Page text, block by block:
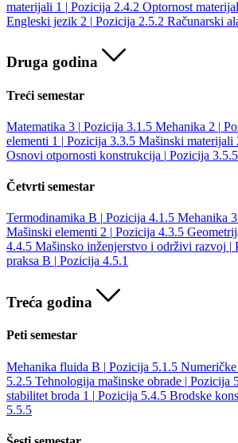
materijali 1 | Pozicija 2.4.2 Optornost
Engleski jezik 2 | Pozicija 2.5.2 Računarski
Druga godina
Treći semestar
Matematika 3 | Pozicija 3.1.5 Mehanika 2 |
elementi 1 | Pozicija 3.3.5 Mašinski materijali
Osnovi otpornosti konstrukcija | Pozicija 3.5.5
Četvrti semestar
Termodinamika B | Pozicija 4.1.5 Mehanika 3
Mašinski elementi 2 | Pozicija 4.3.5
4.4.5 Mašinsko inženjerstvo i održivi razvoj |
praksa B | Pozicija 4.5.1
Treća godina
Peti semestar
Mehanika fluida B | Pozicija 5.1.5
5.2.5 Tehnologija mašinske obrade | Pozicija
stabilitet broda 1 | Pozicija 5.4.5 Brodske
5.5.5